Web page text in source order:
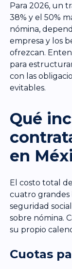
Para 2026, un
38% y el 50%
nómina,
empresa y los
ofrezcan.
para
con las
evitables.
Qué
en
El costo total
cuatro grandes
seguridad
sobre nómina.
su propio
Cuotas